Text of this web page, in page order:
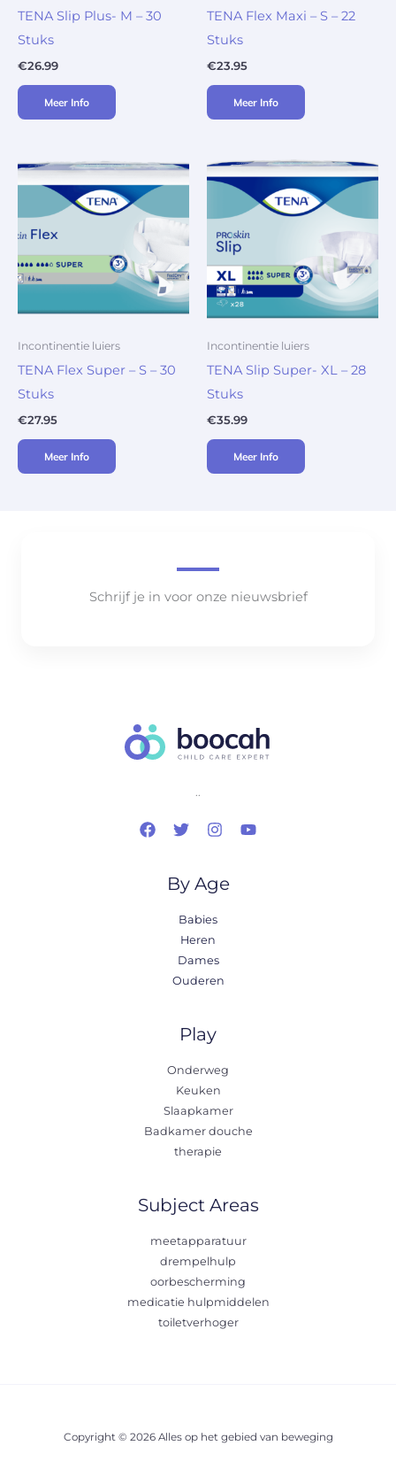
TENA Slip Plus- M – 30
Stuks
€26.99
Meer Info
TENA Flex Maxi – S – 22
Stuks
€23.95
Meer Info
Incontinentie luiers
TENA Flex Super – S – 30
Stuks
€27.95
Meer Info
Incontinentie luiers
TENA Slip Super- XL – 28
Stuks
€35.99
Meer Info
Schrijf je in voor onze nieuwsbrief
..
By Age
Babies
Heren
Dames
Ouderen
Play
Onderweg
Keuken
Slaapkamer
Badkamer douche
therapie
Subject Areas
meetapparatuur
drempelhulp
oorbescherming
medicatie hulpmiddelen
toiletverhoger
Copyright © 2026 Alles op het gebied van beweging